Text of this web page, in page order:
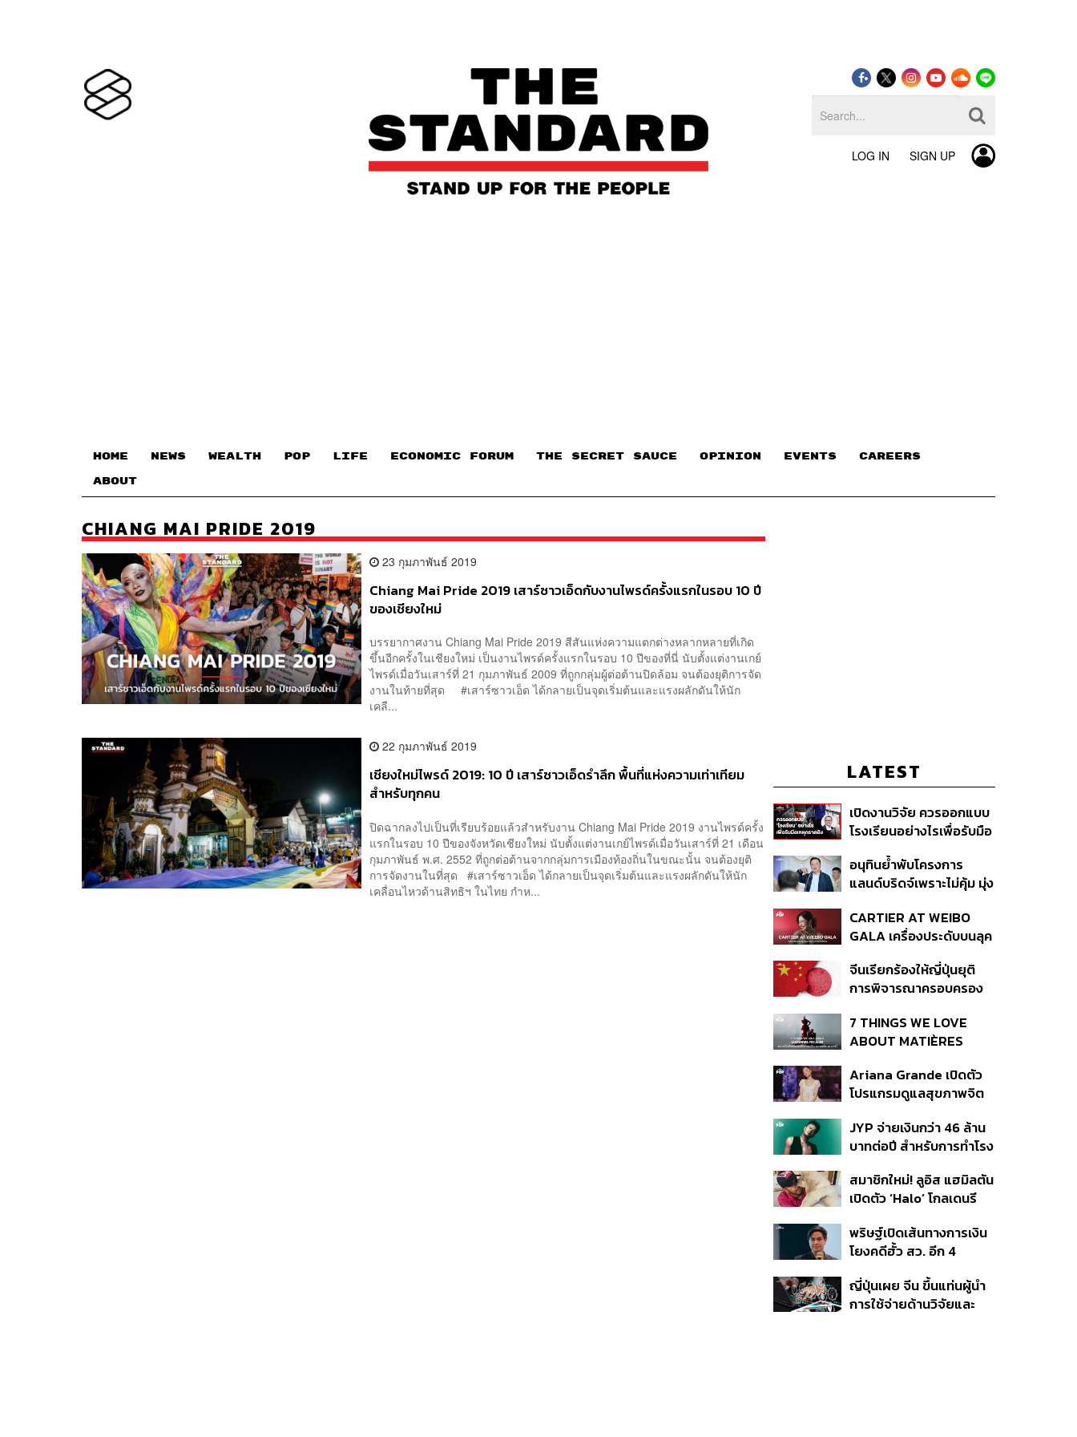
LOG IN SIGN UP
HOME NEWS WEALTH POP LIFE ECONOMIC FORUM THE SECRET SAUCE​ OPINION EVENTS CAREERS
ABOUT
CHIANG MAI PRIDE 2019
23 กุมภาพันธ์ 2019
Chiang Mai Pride 2019 เสาร์ซาวเอ็ดกับงานไพรด์ครั้งแรกในรอบ 10 ปี
ของเชียงใหม่
บรรยากาศงาน Chiang Mai Pride 2019 สีสันแห่งความแตกต่างหลากหลายที่เกิด
ขึ้นอีกครั้งในเชียงใหม่ เป็นงานไพรด์ครั้งแรกในรอบ 10 ปีของที่นี่ นับตั้งแต่งานเกย์
ไพรด์เมื่อวันเสาร์ที่ 21 กุมภาพันธ์ 2009 ที่ถูกกลุ่มผู้ต่อต้านปิดล้อม จนต้องยุติการจัด
งานในท้ายที่สุด #เสาร์ซาวเอ็ด ได้กลายเป็นจุดเริ่มต้นและแรงผลักดันให้นัก
เคลื...
22 กุมภาพันธ์ 2019
เชียงใหม่ไพรด์ 2019: 10 ปี เสาร์ซาวเอ็ดรำลึก พื้นที่แห่งความเท่าเทียม
สำหรับทุกคน
ปิดฉากลงไปเป็นที่เรียบร้อยแล้วสำหรับงาน Chiang Mai Pride 2019 งานไพรด์ครั้ง
แรกในรอบ 10 ปีของจังหวัดเชียงใหม่ นับตั้งแต่งานเกย์ไพรด์เมื่อวันเสาร์ที่ 21 เดือน
กุมภาพันธ์ พ.ศ. 2552 ที่ถูกต่อต้านจากกลุ่มการเมืองท้องถิ่นในขณะนั้น จนต้องยุติ
การจัดงานในที่สุด #เสาร์ซาวเอ็ด ได้กลายเป็นจุดเริ่มต้นและแรงผลักดันให้นัก
เคลื่อนไหวด้านสิทธิฯ ในไทย กำห...
LATEST
เปิดงานวิจัย ควรออกแบบ
โรงเรียนอย่างไรเพื่อรับมือ
อนุทินย้ำพับโครงการ
แลนด์บริดจ์เพราะไม่คุ้ม มุ่ง
รองรับอ่าวไทย-อันดามัน
CARTIER AT WEIBO
GALA เครื่องประดับบนลุค
สำคัญ
จีนเรียกร้องให้ญี่ปุ่นยุติ
การพิจารณาครอบครอง
7 THINGS WE LOVE
ABOUT MATIÈRES
Ariana Grande เปิดตัว
โปรแกรมดูแลสุขภาพจิต
ดนตรี
JYP จ่ายเงินกว่า 46 ล้าน
บาทต่อปี สำหรับการทำโรง
สมาชิกใหม่! ลูอิส แฮมิลตัน
เปิดตัว ‘Halo’ โกลเดนรี
พริษฐ์เปิดเส้นทางการเงิน
โยงคดีฮั้ว สว. อีก 4
อำนาจเจริญโอนเงินให้เจ้า
หน้าที่ กกต. ฝ่ายสืบสวน
ญี่ปุ่นเผย จีน ขึ้นแท่นผู้นำ
การใช้จ่ายด้านวิจัยและ